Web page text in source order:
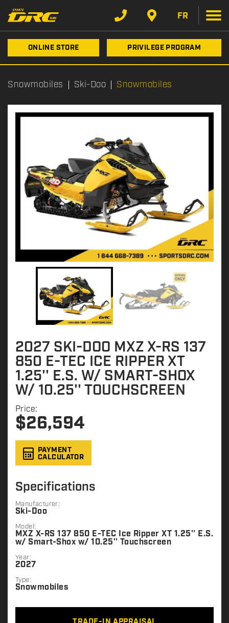
FR
ONLINE STORE PRIVILEGE PROGRAM
Snowmobiles Ski-Doo Snowmobiles
2027 SKI-DOO MXZ X-RS 137
850 E-TEC ICE RIPPER XT
1.25'' E.S. W/ SMART-SHOX
W/ 10.25'' TOUCHSCREEN
Price:
$26,594
PAYMENT
CALCULATOR
Specifications
Manufacturer:
Ski-Doo
Model:
MXZ X-RS 137 850 E-TEC Ice Ripper XT 1.25'' E.S.
w/ Smart-Shox w/ 10.25'' Touchscreen
Year:
2027
Type:
Snowmobiles